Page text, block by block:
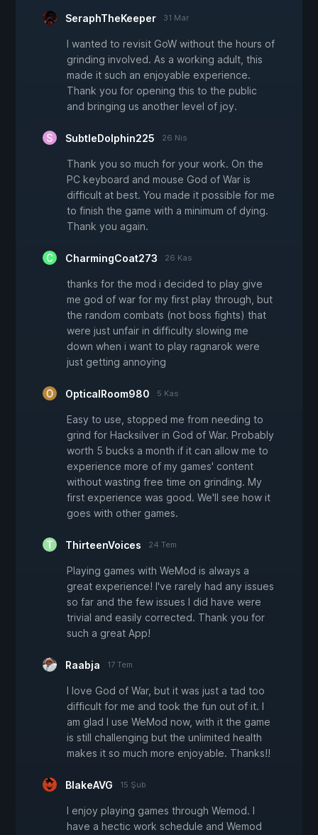
SeraphTheKeeper 31 Mar
I wanted to revisit GoW without the hours of
grinding involved. As a working adult, this
made it such an enjoyable experience.
Thank you for opening this to the public
and bringing us another level of joy.
SubtleDolphin225 26 Nis
Thank you so much for your work. On the
PC keyboard and mouse God of War is
difficult at best. You made it possible for me
to finish the game with a minimum of dying.
Thank you again.
CharmingCoat273 26 Kas
thanks for the mod i decided to play give
me god of war for my first play through, but
the random combats (not boss fights) that
were just unfair in difficulty slowing me
down when i want to play ragnarok were
just getting annoying
OpticalRoom980 5 Kas
Easy to use, stopped me from needing to
grind for Hacksilver in God of War. Probably
worth 5 bucks a month if it can allow me to
experience more of my games' content
without wasting free time on grinding. My
first experience was good. We'll see how it
goes with other games.
ThirteenVoices 24 Tem
Playing games with WeMod is always a
great experience! I've rarely had any issues
so far and the few issues I did have were
trivial and easily corrected. Thank you for
such a great App!
Raabja 17 Tem
I love God of War, but it was just a tad too
difficult for me and took the fun out of it. I
am glad I use WeMod now, with it the game
is still challenging but the unlimited health
makes it so much more enjoyable. Thanks!!
BlakeAVG 15 Şub
I enjoy playing games through Wemod. I
have a hectic work schedule and Wemod